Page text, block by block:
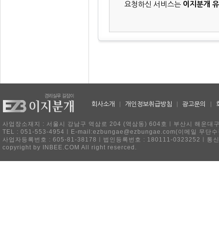
요청하신 서비스는 이지분개
회사소개 개인정보취급방침 광고문의
사업장소재지 : 서울시 강남구 역삼로 204 (역삼동) 604호ㅣ부산시 해운
TEL : 051-553-4954ㅣE-mail:ezbungae@ezbungae.com(이메일 무단수
사업자등록번호 : 605-81-38178ㅣ법인등록번호 : 180111-0323252ㅣ통
copyright by INBEE.COM All right reserced.